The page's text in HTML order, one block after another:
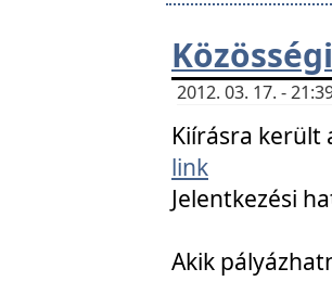
2012. 03. 17. -
Kiírásra került
link
Jelentkezési
Akik